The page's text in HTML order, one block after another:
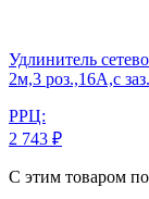
Удлинитель
2м,3 роз.,16А,с
РРЦ:
2 743 ₽
С этим товаром